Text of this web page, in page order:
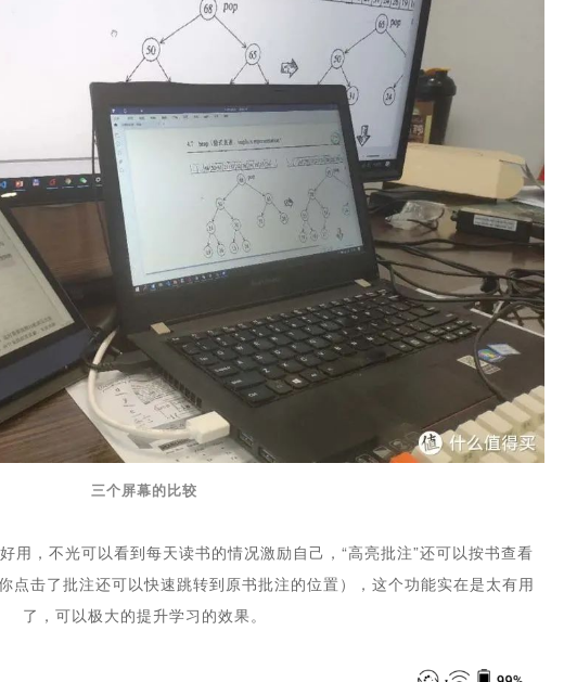
三个屏幕的比较
用，不光可以看到每天读书的情况激励自己，“高亮批注”还可以按书查看
点击了批注还可以快速跳转到原书批注的位置），这个功能实在是太有用
了，可以极大的提升学习的效果。